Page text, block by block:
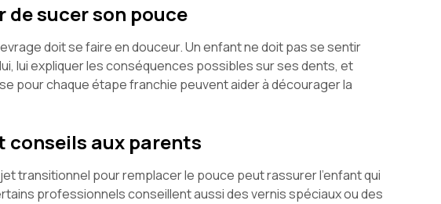
de sucer son pouce
doit se faire en douceur. Un enfant ne doit pas se sentir
lui expliquer les conséquences possibles sur ses dents, et
pour chaque étape franchie peuvent aider à décourager la
conseils aux parents
transitionnel pour remplacer le pouce peut rassurer l’enfant qui
professionnels conseillent aussi des vernis spéciaux ou des